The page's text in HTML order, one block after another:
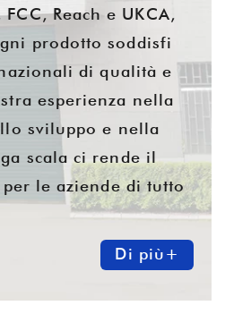
Reach e UKCA,
prodotto soddisfi
di qualità e
esperienza nella
sviluppo e nella
scala ci rende il
le aziende di tutto
Di più+